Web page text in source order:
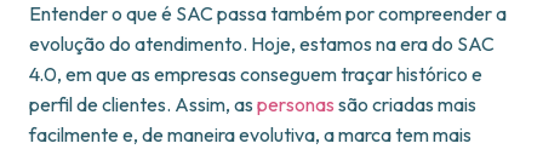
Entender o que é SAC passa também por compreender a
evolução do atendimento. Hoje, estamos na era do SAC
4.0, em que as empresas conseguem traçar histórico e
perfil de clientes. Assim, as personas são criadas mais
facilmente e, de maneira evolutiva, a marca tem mais